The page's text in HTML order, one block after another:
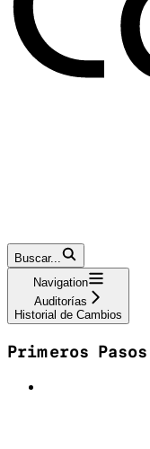
Buscar...
Navigation
Auditorías
Historial de Cambios
Primeros Pasos